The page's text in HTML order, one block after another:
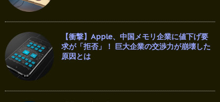
【衝撃】Apple、中国メモリ企業に値下げ要
求が「拒否」！ 巨大企業の交渉力が崩壊した
原因とは